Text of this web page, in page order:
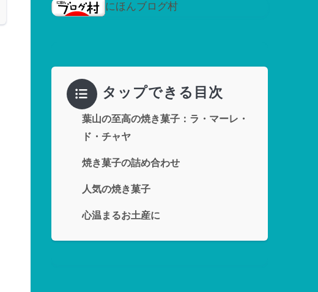
にほんブログ村
タップできる目次
葉山の至高の焼き菓子：ラ・マーレ・
ド・チャヤ
焼き菓子の詰め合わせ
人気の焼き菓子
心温まるお土産に